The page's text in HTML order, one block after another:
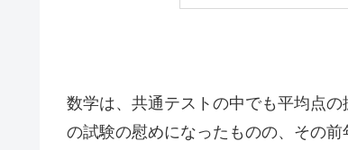
数学は、共通テストの中でも平均点
の試験の慰めになったものの、その